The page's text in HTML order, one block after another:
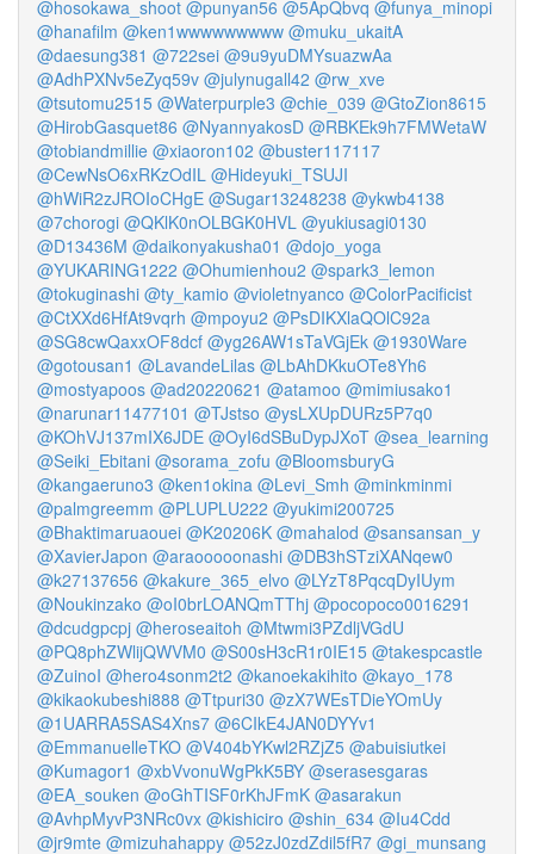
@hosokawa_shoot @punyan56 @5ApQbvq @funya_minopi
@hanafilm @ken1wwwwwwwww @muku_ukaitA
@daesung381 @722sei @9u9yuDMYsuazwAa
@AdhPXNv5eZyq59v @julynugall42 @rw_xve
@tsutomu2515 @Waterpurple3 @chie_039 @GtoZion8615
@HirobGasquet86 @NyannyakosD @RBKEk9h7FMWetaW
@tobiandmillie @xiaoron102 @buster117117
@CewNsO6xRKzOdIL @Hideyuki_TSUJI
@hWiR2zJROIoCHgE @Sugar13248238 @ykwb4138
@7chorogi @QKlK0nOLBGK0HVL @yukiusagi0130
@D13436M @daikonyakusha01 @dojo_yoga
@YUKARING1222 @Ohumienhou2 @spark3_lemon
@tokuginashi @ty_kamio @violetnyanco @ColorPacificist
@CtXXd6HfAt9vqrh @mpoyu2 @PsDIKXlaQOlC92a
@SG8cwQaxxOF8dcf @yg26AW1sTaVGjEk @1930Ware
@gotousan1 @LavandeLilas @LbAhDKkuOTe8Yh6
@mostyapoos @ad20220621 @atamoo @mimiusako1
@narunar11477101 @TJstso @ysLXUpDURz5P7q0
@KOhVJ137mIX6JDE @OyI6dSBuDypJXoT @sea_learning
@Seiki_Ebitani @sorama_zofu @BloomsburyG
@kangaeruno3 @ken1okina @Levi_Smh @minkminmi
@palmgreemm @PLUPLU222 @yukimi200725
@Bhaktimaruaouei @K20206K @mahalod @sansansan_y
@XavierJapon @araooooonashi @DB3hSTziXANqew0
@k27137656 @kakure_365_elvo @LYzT8PqcqDyIUym
@Noukinzako @oI0brLOANQmTThj @pocopoco0016291
@dcudgpcpj @heroseaitoh @Mtwmi3PZdljVGdU
@PQ8phZWlijQWVM0 @S00sH3cR1r0IE15 @takespcastle
@ZuinoI @hero4sonm2t2 @kanoekakihito @kayo_178
@kikaokubeshi888 @Ttpuri30 @zX7WEsTDieYOmUy
@1UARRA5SAS4Xns7 @6CIkE4JAN0DYYv1
@EmmanuelleTKO @V404bYKwl2RZjZ5 @abuisiutkei
@Kumagor1 @xbVvonuWgPkK5BY @serasesgaras
@EA_souken @oGhTISF0rKhJFmK @asarakun
@AvhpMyvP3NRc0vx @kishiciro @shin_634 @Iu4Cdd
@jr9mte @mizuhahappy @52zJ0zdZdil5fR7 @gi_munsang